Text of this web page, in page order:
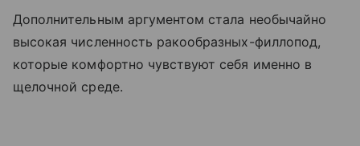
Дополнительным аргументом стала необычайно
высокая численность ракообразных-филлопод,
которые комфортно чувствуют себя именно в
щелочной среде.